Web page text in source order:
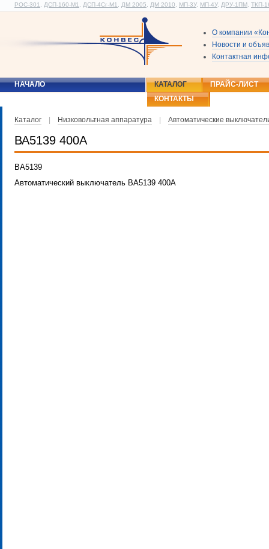
РОС-301 ДСП-160-М1 ДСП-4Сг-М1 ДМ 2005 ДМ 2010 МП-3У, МП-4У, ДРУ-1ПМ ТКП-
О компании
Новости и
Контактная
НАЧАЛО КАТАЛОГ
ПРАЙС-ЛИСТ
КОНТАКТЫ
Каталог Низковольтная аппаратура Автоматические
ВА5139 400А
ВА5139
Автоматический выключатель ВА5139 400А